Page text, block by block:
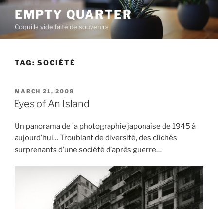
Skip
content
EMPTY QUARTER
Coquille vide faite de souvenirs
TAG: SOCIÉTÉ
POSTED
ON
MARCH 21, 2008
Eyes of An Island
Un panorama de la photographie japonaise de 1945 à
aujourd’hui… Troublant de diversité, des clichés
surprenants d’une société d’après guerre…